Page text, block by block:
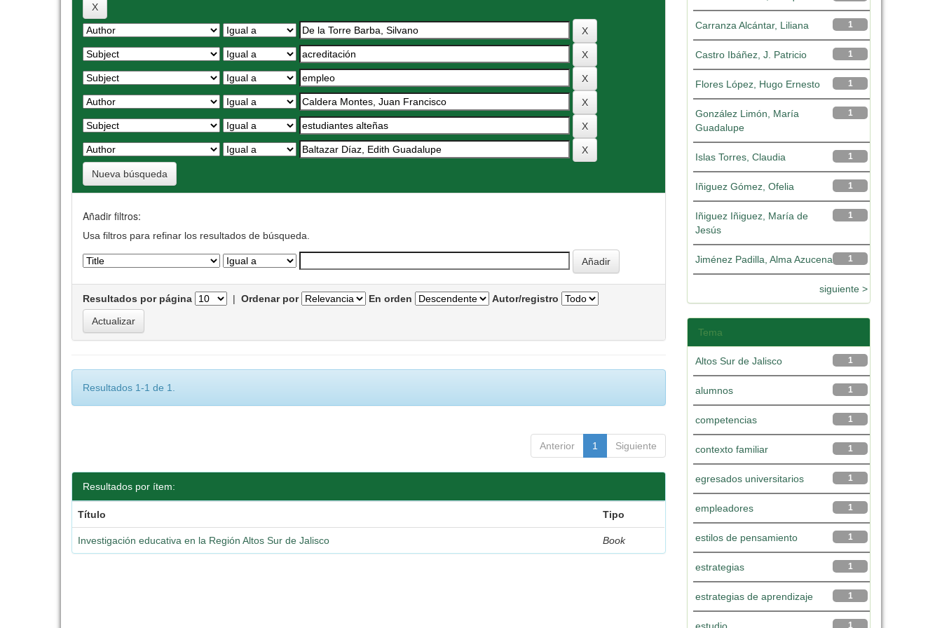
Nueva búsqueda
Añadir filtros:
Usa filtros para refinar los resultados de búsqueda.
Resultados por página | Ordenar por En orden Autor/registro
Resultados 1-1 de 1.
Anterior 1 Siguiente
Resultados por ítem:
Título Tipo
Investigación educativa en la Región Altos Sur de Jalisco Book
1
Carranza Alcántar, Liliana
1
Castro Ibáñez, J. Patricio
1
Flores López, Hugo Ernesto
1
González Limón, María
Guadalupe
1
Islas Torres, Claudia
1
Iñiguez Gómez, Ofelia
1
Iñiguez Iñiguez, María de
Jesús
1
Jiménez Padilla, Alma Azucena
siguiente >
Tema
1
Altos Sur de Jalisco
1
alumnos
1
competencias
1
contexto familiar
1
egresados universitarios
1
empleadores
1
estilos de pensamiento
1
estrategias
1
estrategias de aprendizaje
1